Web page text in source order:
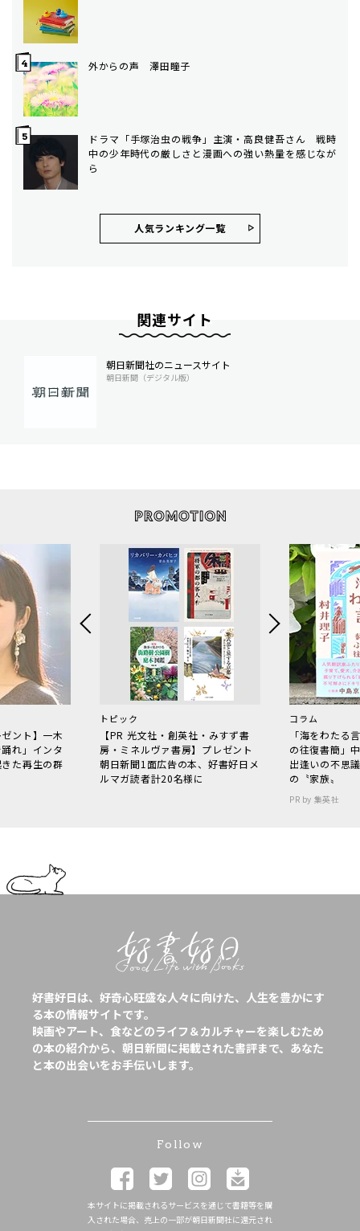
外からの声 澤田瞳子
ドラマ「手塚治虫の戦争」主演・高良健吾さん 戦時
中の少年時代の厳しさと漫画への強い熱量を感じなが
ら
人気ランキング⼀覧
関連サイト
朝日新聞社のニュースサイト
朝日新聞（デジタル版）
ント】一木
れ」インタ
た再生の群
トピック
【PR 光文社・創英社・みすず書
房・ミネルヴァ書房】プレゼント
朝日新聞1面広告の本、好書好日メ
ルマガ読者計20名様に
コラム
「海をわた
の往復書簡」
出逢いの不思
の〝家族〟
PR by 集英社
好書好日は、好奇心旺盛な人々に向けた、人生を豊かにす
る本の情報サイトです。
映画やアート、食などのライフ＆カルチャーを楽しむため
の本の紹介から、朝日新聞に掲載された書評まで、あなた
と本の出会いをお手伝いします。
Follow
本サイトに掲載されるサービスを通じて書籍等を購
入された場合、売上の一部が朝日新聞社に還元され